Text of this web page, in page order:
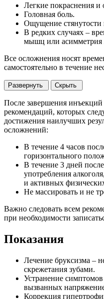
Легкие покраснения и
Головная боль.
Ощущение стянутости
В редких случаях –
мышц или асимметрия
Все осложнения носят
самостоятельно в течение
Развернуть Скрыть
После завершения инъекций
рекомендаций, которых
достижения наилучших
осложнений:
В течение 4 часов
горизонтального
В течение 3 дней
употребления
и активных
Не массировать и не
Важно следовать всем
при необходимости
Показания
Лечение бруксизма –
скрежетания зубами.
Устранение
вызванных
Коррекция